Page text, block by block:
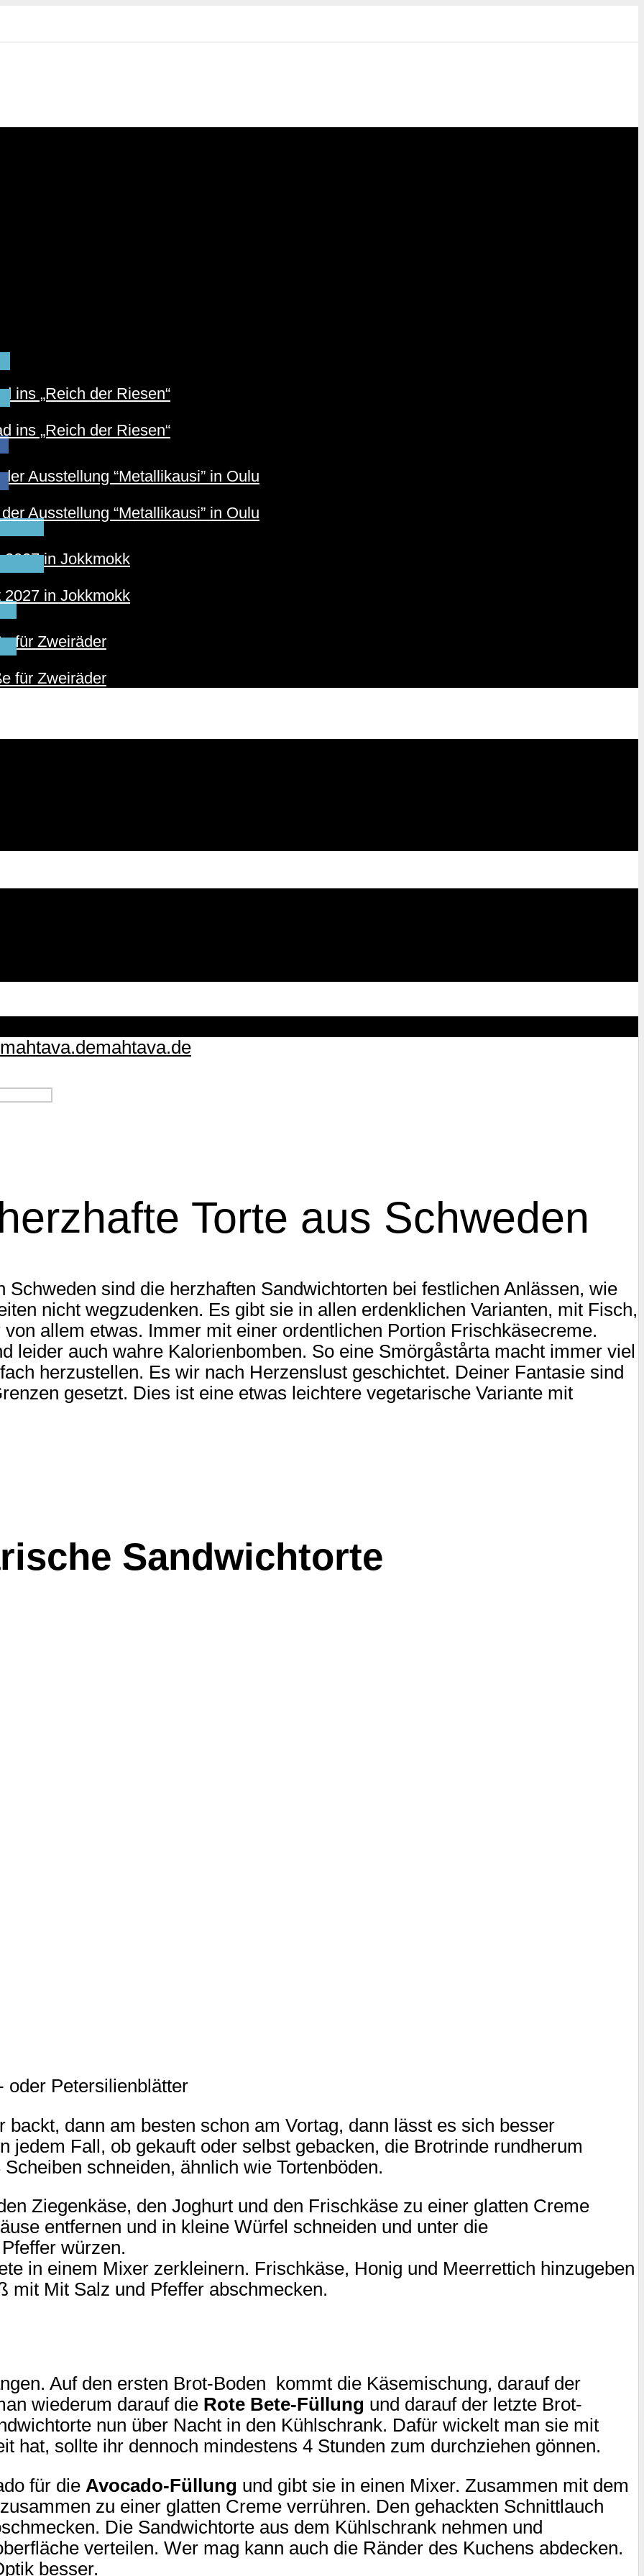
ins „Reich der Riesen“
Ausstellung “Metallikausi” in Oulu
in Jokkmokk
für Zweiräder
ins „Reich der Riesen“
Ausstellung “Metallikausi” in Oulu
in Jokkmokk
für Zweiräder
mahtava.demahtava.de
Torte aus Schweden
sind die herzhaften Sandwichtorten bei festlichen Anlässen, wie
nicht wegzudenken. Es gibt sie in allen erdenklichen Varianten, mit Fisch,
allem etwas. Immer mit einer ordentlichen Portion Frischkäsecreme.
leider auch wahre Kalorienbomben. So eine Smörgåstårta macht immer viel
herzustellen. Es wir nach Herzenslust geschichtet. Deiner Fantasie sind
gesetzt. Dies ist eine etwas leichtere vegetarische Variante mit
Sandwichtorte
oder Petersilienblätter
backt, dann am besten schon am Vortag, dann lässt es sich besser
jedem Fall, ob gekauft oder selbst gebacken, die Brotrinde rundherum
schneiden, ähnlich wie Tortenböden.
Ziegenkäse, den Joghurt und den Frischkäse zu einer glatten Creme
entfernen und in kleine Würfel schneiden und unter die
würzen.
in einem Mixer zerkleinern. Frischkäse, Honig und Meerrettich hinzugeben
mit Mit Salz und Pfeffer abschmecken.
Auf den ersten Brot-Boden kommt die Käsemischung, darauf der
wiederum darauf die Rote Bete-Füllung und darauf der letzte Brot-
nun über Nacht in den Kühlschrank. Dafür wickelt man sie mit
hat, sollte ihr dennoch mindestens 4 Stunden zum durchziehen gönnen.
für die Avocado-Füllung und gibt sie in einen Mixer. Zusammen mit dem
zu einer glatten Creme verrühren. Den gehackten Schnittlauch
Die Sandwichtorte aus dem Kühlschrank nehmen und
verteilen. Wer mag kann auch die Ränder des Kuchens abdecken.
besser.